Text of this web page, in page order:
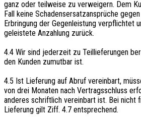
ganz oder teilweise zu verweigern. Dem
Fall keine Schadensersatzansprüche
Erbringung der Gegenleistung verpflichtet
geleistete Anzahlung zurück.
4.4 Wir sind jederzeit zu Teillieferungen
den Kunden zumutbar ist.
4.5 Ist Lieferung auf Abruf vereinbart,
von drei Monaten nach Vertragsschluss
anderes schriftlich vereinbart ist. Bei nicht
Lieferung gilt Ziff. 4.7 entsprechend.